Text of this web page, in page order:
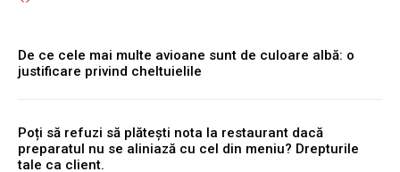
De ce cele mai multe avioane sunt de culoare albă: o
justificare privind cheltuielile
Poți să refuzi să plătești nota la restaurant dacă
preparatul nu se aliniază cu cel din meniu? Drepturile
tale ca client.